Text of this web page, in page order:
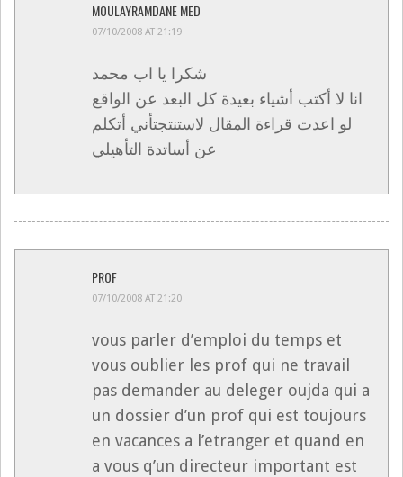
MOULAYRAMDANE MED
07/10/2008 AT 21:19
شكرا يا اب محمد
انا لا أكتب أشياء بعيدة كل البعد عن الواقع
لو اعدت قراءة المقال لاستنتجتأني أتكلم
عن أساتدة التأهيلي
PROF
07/10/2008 AT 21:20
vous parler d’emploi du temps et
vous oublier les prof qui ne travail
pas demander au deleger oujda qui a
un dossier d’un prof qui est toujours
en vacances a l’etranger et quand en
a vous q’un directeur important est